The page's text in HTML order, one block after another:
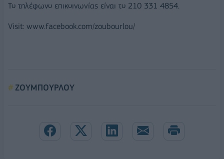
Το τηλέφωνο επικοινωνίας είναι το 210 331 4854.
Visit: www.facebook.com/zoubourlou/
ΖΟΥΜΠΟΥΡΛΟΥ